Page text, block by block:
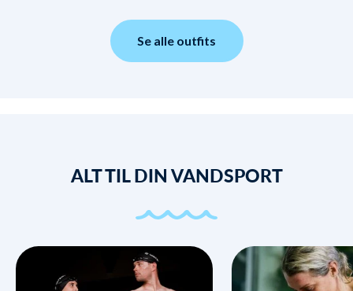
Se alle outfits
ALT TIL DIN VANDSPORT